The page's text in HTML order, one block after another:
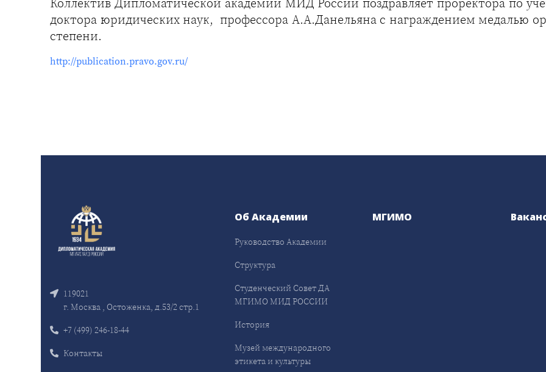
доктора юридических наук, профессора А.А.Данельяна с награждением медалью
степени.
http://publication.pravo.gov.ru/
119021
г. Москва , Остоженка, д.53/2 стр.1
+7 (499) 246-18-44
Контакты
Об Академии
Руководство Академии
Структура
Студенческий Совет ДА
МГИМО МИД РОССИИ
История
Музей международного
этикета и культуры
МГИМО